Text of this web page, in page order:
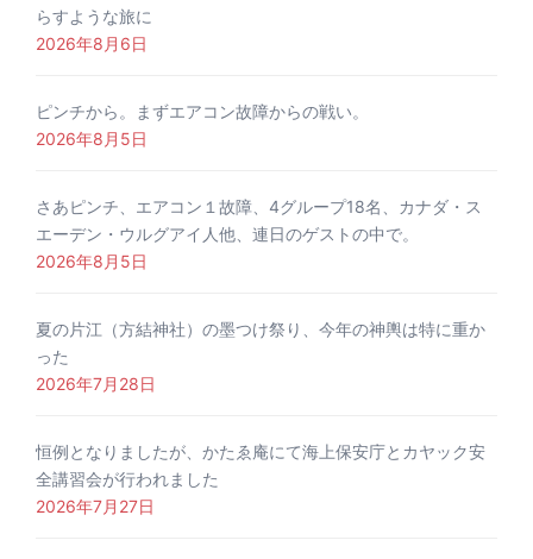
らすような旅に
2026年8月6日
ピンチから。まずエアコン故障からの戦い。
2026年8月5日
さあピンチ、エアコン１故障、4グループ18名、カナダ・ス
エーデン・ウルグアイ人他、連日のゲストの中で。
2026年8月5日
夏の片江（方結神社）の墨つけ祭り、今年の神輿は特に重か
った
2026年7月28日
恒例となりましたが、かたゑ庵にて海上保安庁とカヤック安
全講習会が行われました
2026年7月27日